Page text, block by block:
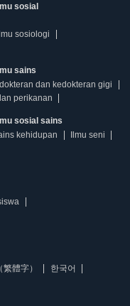
sosial
Ilmu sosiologi
sains
dan kedokteran gigi
perikanan
sosial sains
kehidupan
Ilmu seni
體字）
한국어